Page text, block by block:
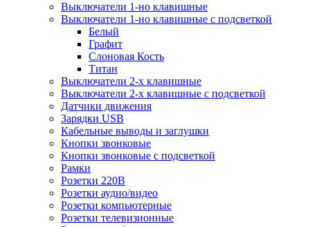
Выключатели 1-но клавишные
Выключатели 1-но клавишные с подсветкой
Белый
Графит
Слоновая Кость
Титан
Выключатели 2-х клавишные
Выключатели 2-х клавишные с подсветкой
Датчики движения
Зарядки USB
Кабельные выводы и заглушки
Кнопки звонковые
Кнопки звонковые с подсветкой
Рамки
Розетки 220В
Розетки аудио/видео
Розетки компьютерные
Розетки телевизионные